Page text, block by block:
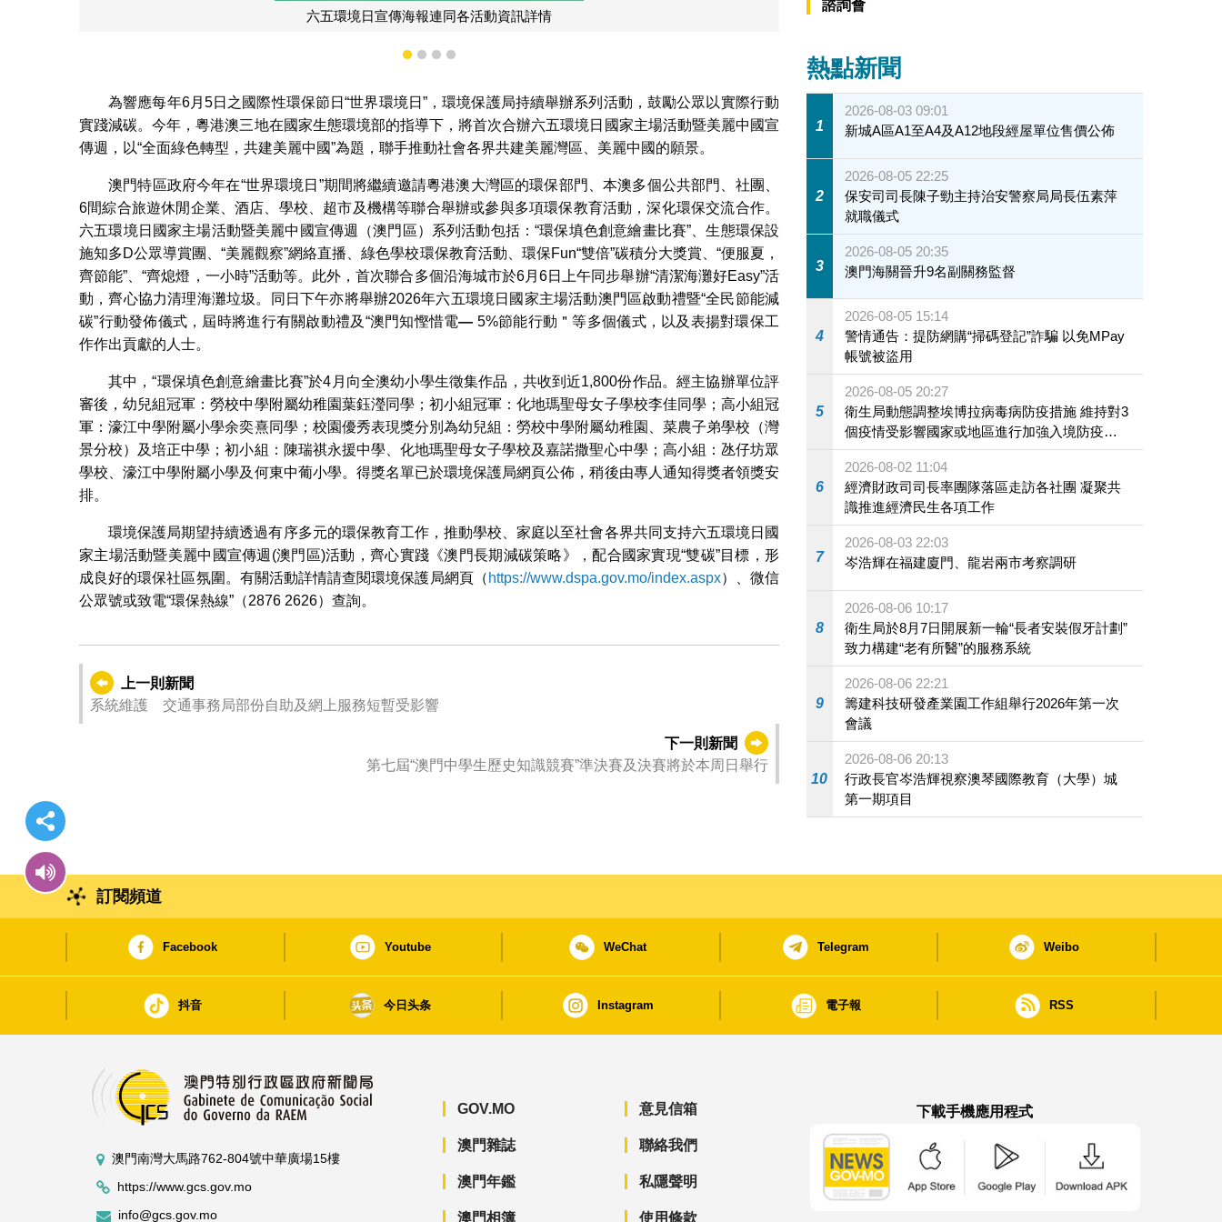
幼兒組冠軍作品
1 2 3 4
為響應每年6月5日之國際性環保節日“世界環境日”，環境保護局持續舉辦系列活動，鼓勵公眾以實際行動
實踐減碳。今年，粵港澳三地在國家生態環境部的指導下，將首次合辦六五環境日國家主場活動暨美麗中國宣
傳週，以“全面綠色轉型，共建美麗中國”為題，聯手推動社會各界共建美麗灣區、美麗中國的願景。
澳門特區政府今年在“世界環境日”期間將繼續邀請粵港澳大灣區的環保部門、本澳多個公共部門、社團、
6間綜合旅遊休閒企業、酒店、學校、超市及機構等聯合舉辦或參與多項環保教育活動，深化環保交流合作。
六五環境日國家主場活動暨美麗中國宣傳週（澳門區）系列活動包括：“環保填色創意繪畫比賽”、生態環保設
施知多D公眾導賞團、“美麗觀察”網絡直播、綠色學校環保教育活動、環保Fun“雙倍”碳積分大獎賞、“便服夏，
齊節能”、“齊熄燈，一小時”活動等。此外，首次聯合多個沿海城市於6月6日上午同步舉辦“清潔海灘好Easy”活
動，齊心協力清理海灘垃圾。同日下午亦將舉辦2026年六五環境日國家主場活動澳門區啟動禮暨“全民節能減
碳”行動發佈儀式，屆時將進行有關啟動禮及“澳門知慳惜電— 5%節能行動＂等多個儀式，以及表揚對環保工
作作出貢獻的人士。
其中，“環保填色創意繪畫比賽”於4月向全澳幼小學生徵集作品，共收到近1,800份作品。經主協辦單位評
審後，幼兒組冠軍：勞校中學附屬幼稚園葉鈺瀅同學；初小組冠軍：化地瑪聖母女子學校李佳同學；高小組冠
軍：濠江中學附屬小學余奕熹同學；校園優秀表現獎分別為幼兒組：勞校中學附屬幼稚園、菜農子弟學校（灣
景分校）及培正中學；初小組：陳瑞祺永援中學、化地瑪聖母女子學校及嘉諾撒聖心中學；高小組：氹仔坊眾
學校、濠江中學附屬小學及何東中葡小學。得獎名單已於環境保護局網頁公佈，稍後由專人通知得獎者領獎安
排。
環境保護局期望持續透過有序多元的環保教育工作，推動學校、家庭以至社會各界共同支持六五環境日國
家主場活動暨美麗中國宣傳週(澳門區)活動，齊心實踐《澳門長期減碳策略》，配合國家實現“雙碳”目標，形
成良好的環保社區氛圍。有關活動詳情請查閱環境保護局網頁（ https://www.dspa.gov.mo/index.aspx）、微信
公眾號或致電“環保熱線”（2876 2626）查詢。
上一則新聞
系統維護 交通事務局部份自助及網上服務短暫受影響
下一則新聞
第七屆“澳門中學生歷史知識競賽”準決賽及決賽將於本周日舉行
諮詢會
熱點新聞
1
2026-08-03 09:01
新城A區A1至A4及A12地段經屋單位售價公佈
2
2026-08-05 22:25
保安司司長陳子勁主持治安警察局局長伍素萍
就職儀式
3
2026-08-05 20:35
澳門海關晉升9名副關務監督
4
2026-08-05 15:14
警情通告：提防網購“掃碼登記”詐騙 以免MPay
帳號被盜用
5
2026-08-05 20:27
衛生局動態調整埃博拉病毒病防疫措施 維持對3
個疫情受影響國家或地區進行加強入境防疫措
施
6
2026-08-02 11:04
經濟財政司司長率團隊落區走訪各社團 凝聚共
識推進經濟民生各項工作
7
2026-08-03 22:03
岑浩輝在福建廈門、龍岩兩市考察調研
8
2026-08-06 10:17
衛生局於8月7日開展新一輪“長者安裝假牙計劃”
致力構建“老有所醫”的服務系統
9
2026-08-06 22:21
籌建科技研發產業園工作組舉行2026年第一次
會議
10
2026-08-06 20:13
行政長官岑浩輝視察澳琴國際教育（大學）城
第一期項目
訂閱頻道
Facebook Youtube WeChat Telegram Weibo
抖音 今日头条 Instagram 電子報 RSS
澳門南灣大馬路762-804號中華廣場15樓
https://www.gcs.gov.mo
info@gcs.gov.mo
GOV.MO
澳門雜誌
澳門年鑑
澳門相簿
意見信箱
聯絡我們
私隱聲明
使用條款
下載手機應用程式